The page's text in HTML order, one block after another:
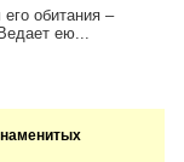
обитания –
ею...